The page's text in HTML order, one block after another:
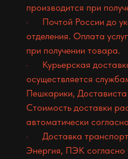
производится при
· Почтой России до
отделения. Оплата
при получении товара.
· Курьерская
осуществляется
Пешкарики,
Стоимость доставки
автоматически
· Доставка
Энергия, ПЭК